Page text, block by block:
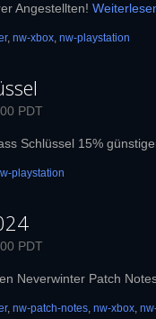
Angestellten!
, nw-xbox, nw-playstation
PDT
Schlüssel 15%
playstation
PDT
Neverwinter Patch
, nw-patch-notes, nw-xbox,